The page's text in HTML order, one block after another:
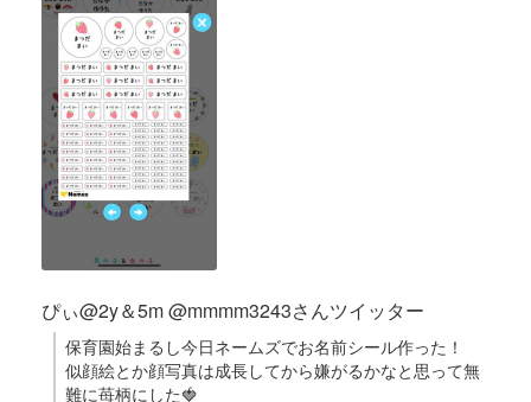
ぴぃ@2y＆5m @mmmm3243さんツイッター
保育園始まるし今日ネームズでお名前シール作った！
似顔絵とか顔写真は成長してから嫌がるかなと思って無
難に苺柄にした🍓